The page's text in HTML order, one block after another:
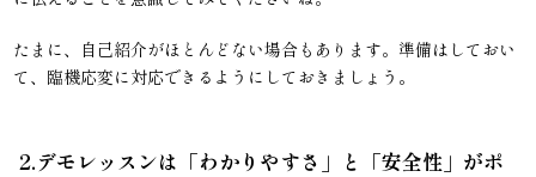
たまに、自己紹介がほとんどない場合もあります。準備はしておい
て、臨機応変に対応できるようにしておきましょう。
2.デモレッスンは「わかりやすさ」と「安全性」がポ